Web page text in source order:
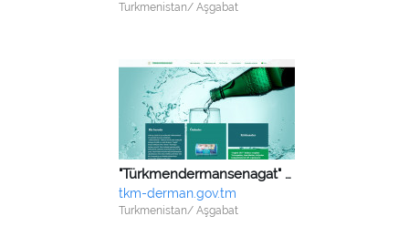
Turkmenistan/ Aşgabat
"Türkmendermansenagat" birleşigi
tkm-derman.gov.tm
Turkmenistan/ Aşgabat